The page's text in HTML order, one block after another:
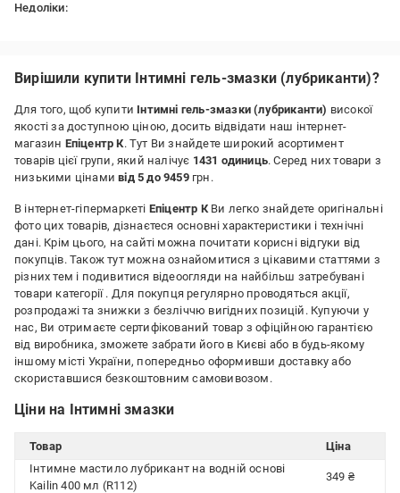
Недоліки:
Вирішили купити Інтимні гель-змазки (лубриканти)?
Для того, щоб купити Інтимні гель-змазки (лубриканти) високої
якості за доступною ціною, досить відвідати наш інтернет-
магазин Епіцентр К. Тут Ви знайдете широкий асортимент
товарів цієї групи, який налічує 1431 одиниць. Серед них товари з
низькими цінамивід 5 до 9459грн.
В інтернет-гіпермаркеті Епіцентр КВи легко знайдете оригінальні
фото цих товарів, дізнаєтеся основні характеристики і технічні
дані. Крім цього, на сайті можна почитати корисні відгуки від
покупців. Також тут можна ознайомитися з цікавими статтями з
різних тем і подивитися відеоогляди на найбільш затребувані
товари категорії . Для покупця регулярно проводяться акції,
розпродажі та знижки з безліччю вигідних позицій. Купуючи у
нас, Ви отримаєте сертифікований товар з офіційною гарантією
від виробника, зможете забрати його в Києві або в будь-якому
іншому місті України, попередньо оформивши доставку або
скориставшися безкоштовним самовивозом.
Ціни на Інтимні змазки
Товар
Ціна
Інтимне мастило лубрикант на водній основі
Kailin 400 мл (R112)
349 ₴